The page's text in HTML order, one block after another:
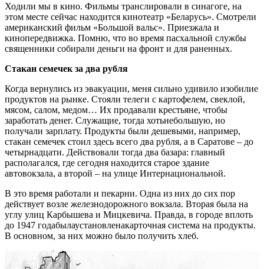
Ходили мы в кино. Фильмы транслировали в синагоге, на
этом месте сейчас находится кинотеатр «Беларусь». Смотрели
американский фильм «Большой вальс». Приезжала и
кинопередвижка. Помню, что во время пасхальной службы
священники собирали деньги на фронт и для раненных.
Стакан семечек за два рубля
Когда вернулись из эвакуации, меня сильно удивило изобилие
продуктов на рынке. Стояли телеги с картофелем, свеклой,
мясом, салом, медом… Их продавали крестьяне, чтобы
заработать денег. Служащие, тогда хотьнебольшую, но
получали зарплату. Продукты были дешевыми, например,
стакан семечек стоил здесь всего два рубля, а в Саратове – до
четырнадцати. Действовали тогда два базара: главный
располагался, где сегодня находится старое здание
автовокзала, а второй – на улице Интернациональной.
В это время работали и пекарни. Одна из них до сих пор
действует возле железнодорожного вокзала. Вторая была на
углу улиц Карбышева и Мицкевича. Правда, в городе вплоть
до 1947 годабылаустановленакарточная система на продукты.
В основном, за них можно было получить хлеб.